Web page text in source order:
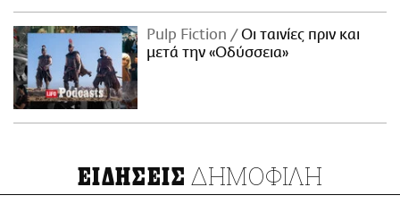
Pulp Fiction
Οι ταινίες πριν και
μετά την «Οδύσσεια»
ΕΙΔΗΣΕΙΣ ΔΗΜΟΦΙΛΗ